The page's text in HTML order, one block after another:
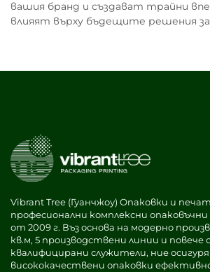
вашия бранд и създават трайни
влияят върху бъдещите решения за
Vibrant Tree (Гуанчжоу) Опаковки и
професионални комплексни
от 2009 г. Въз основа на модерно
кв.м, 5 производствени линии и повече
квалифицирани служители, ние
висококачествени опаковки